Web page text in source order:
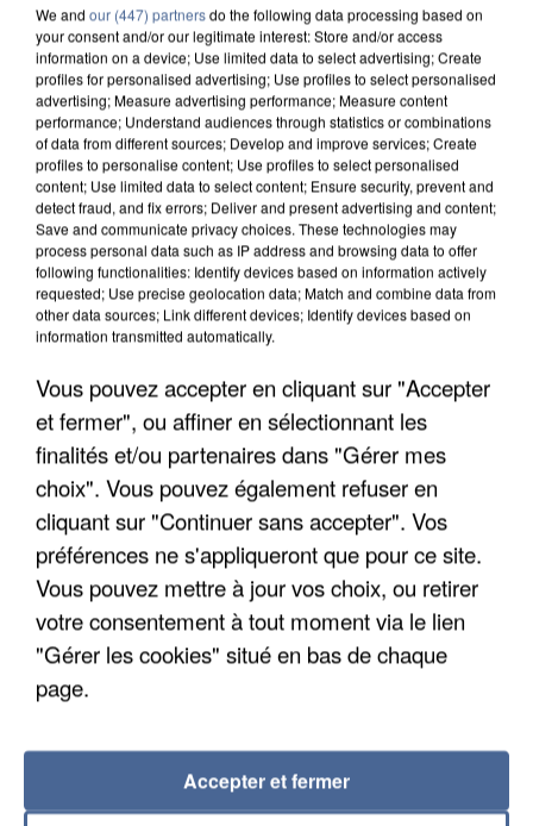
APRÈS TOUTES CES CANICULES, LES REFUGES
DE FAUNE SAUVAGE SONT...
L’UN DES FONDATEURS SUPPOSÉS DE LA DZ
We and our (447) partnersdo the following data processing based on
your consent and/or our legitimate interest: Store and/or access
information on a device; Use limited data to select advertising; Create
profiles for personalised advertising; Use profiles to select personalised
advertising; Measure advertising performance; Measure content
performance; Understand audiences through statistics or combinations
of data from different sources; Develop and improve services; Create
profiles to personalise content; Use profiles to select personalised
content; Use limited data to select content; Ensure security, prevent and
detect fraud, and fix errors; Deliver and present advertising and content;
Save and communicate privacy choices. These technologies may
process personal data such as IP address and browsing data to offer
following functionalities: Identify devices based on information actively
requested; Use precise geolocation data; Match and combine data from
other data sources; Link different devices; Identify devices based on
information transmitted automatically.
Vous pouvez accepter en cliquant sur "Accepter
et fermer", ou affiner en sélectionnant les
finalités et/ou partenaires dans "Gérer mes
choix". Vous pouvez également refuser en
cliquant sur "Continuer sans accepter". Vos
préférences ne s'appliqueront que pour ce site.
Vous pouvez mettre à jour vos choix, ou retirer
votre consentement à tout moment via le lien
"Gérer les cookies" situé en bas de chaque
page.
Accepter et fermer